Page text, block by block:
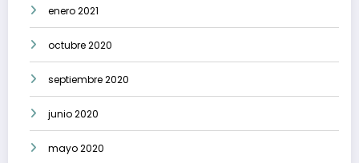
enero 2021
octubre 2020
septiembre 2020
junio 2020
mayo 2020